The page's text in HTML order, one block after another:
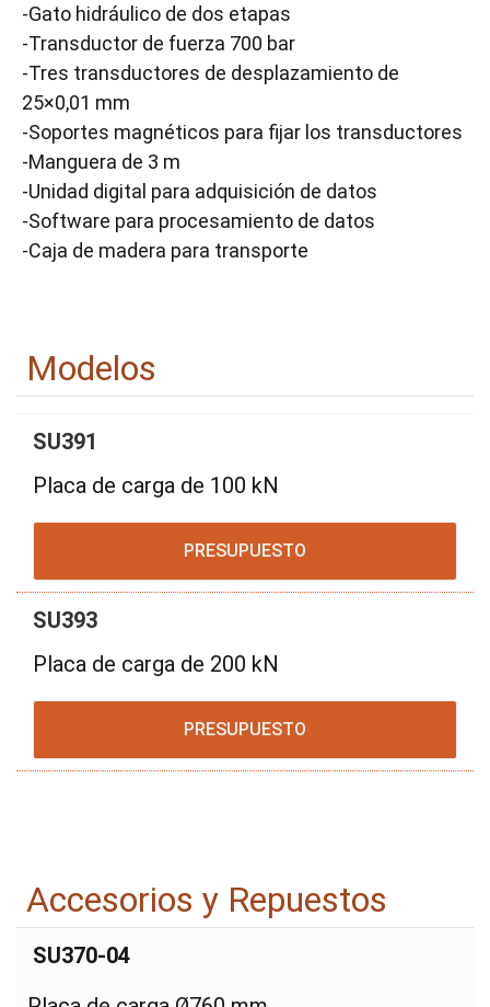
-Gato hidráulico de dos etapas
-Transductor de fuerza 700 bar
-Tres transductores de desplazamiento de
25×0,01 mm
-Soportes magnéticos para fijar los transductores
-Manguera de 3 m
-Unidad digital para adquisición de datos
-Software para procesamiento de datos
-Caja de madera para transporte
Modelos
SU391
Placa de carga de 100 kN
PRESUPUESTO
SU393
Placa de carga de 200 kN
PRESUPUESTO
Accesorios y Repuestos
SU370-04